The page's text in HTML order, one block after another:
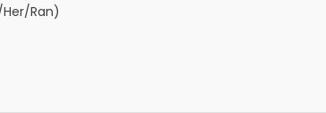
Ran)